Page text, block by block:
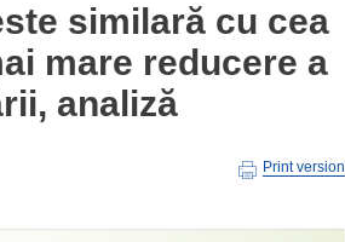
similară cu cea
mare reducere a
analiză
Print version